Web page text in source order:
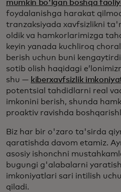
mumkin bo'lgan boshqa
foydalanishga harakat
tranzaksiyada xavfsizlikni
oldik va hamkorlarimizga
keyin yanada kuchliroq
berish uchun buni
sotib olish haqidagi
shu — kiberxavfsizlik
potentsial tahdidlarni real
imkonini berish, shunda
proaktiv ravishda
Biz har bir o'zaro ta'sirda
qaratishda davom etamiz.
asosiy ishonchni
bugungi g'alabalarni
imkoniyatlari sari intilish
qiladi.